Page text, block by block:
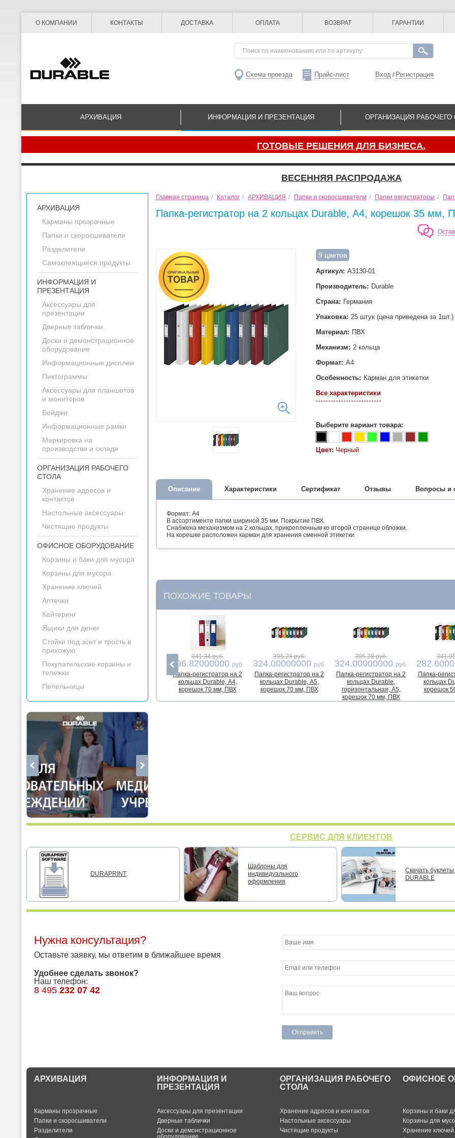
О КОМПАНИИ КОНТАКТЫ ДОСТАВКА ОПЛАТА ВОЗВРАТ ГАРАНТИИ
Схема проезда Прайс-лист Вход / Регистрация
АРХИВАЦИЯ ИНФОРМАЦИЯ И ПРЕЗЕНТАЦИЯ ОРГАНИЗАЦИЯ РАБОЧЕГО
ГОТОВЫЕ РЕШЕНИЯ ДЛЯ БИЗНЕСА.
ВЕСЕННЯЯ РАСПРОДАЖА
АРХИВАЦИЯ
Карманы прозрачные
Папки и скоросшиватели
Разделители
Самоклеящиеся продукты
ИНФОРМАЦИЯ И
ПРЕЗЕНТАЦИЯ
Аксессуары для
презентации
Дверные таблички
Доски и демонстрационное
оборудование
Информационные дисплеи
Пиктограммы
Аксессуары для планшетов
и мониторов
Бейджи
Информационные рамки
Маркировка на
производстве и складе
ОРГАНИЗАЦИЯ РАБОЧЕГО
СТОЛА
Хранение адресов и
контактов
Настольные аксессуары
Чистящие продукты
ОФИСНОЕ ОБОРУДОВАНИЕ
Корзины и баки для мусора
Корзины для мусора
Хранение ключей
Аптечки
Кейтеринг
Ящики для денег
Стойки под зонт и трость в
прихожую
Покупательские корзины и
тележки
Пепельницы
Главная страница / Каталог / АРХИВАЦИЯ / Папки и скоросшиватели / Папки регистраторы /
Папка-регистратор на 2 кольцах Durable, А4, корешок 35 мм,
9 цветов
Артикул: A3130-01
Производитель: Durable
Страна: Германия
Упаковка: 25 штук (цена приведена за 1шт.)
Материал: ПВХ
Механизм: 2 кольца
Формат: А4
Особенность: Карман для этикетки
Все характеристики
Выберите вариант товара:
Цвет: Черный
Описание Характеристики Сертификат Отзывы Вопросы и
Формат: А4
В ассортименте папки шириной 35 мм. Покрытие ПВХ.
Снабжена механизмом на 2 кольцах, прикрепленным ко второй странице обложки.
На корешке расположен карман для хранения сменной этикетки
ПОХОЖИЕ ТОВАРЫ
341.34 руб.
296.82000000 руб.
Папка-регистратор на 2
кольцах Durable, А4,
корешок 70 мм, ПВХ
395.28 руб.
324.00000000 руб.
Папка-регистратор на 2
кольцах Durable, А5,
корешок 70 мм, ПВХ
395.28 руб.
324.00000000 руб.
Папка-регистратор на 2
кольцах Durable,
горизонтальная, А5,
корешок 70 мм, ПВХ
Папка-
кольцах
корешок
СЕРВИС ДЛЯ КЛИЕНТОВ
DURAPRINT
Шаблоны для
индивидуального
оформления
Скачать буклеты
DURABLE
Нужна консультация?
Оставьте заявку, мы ответим в ближайшее время
Удобнее сделать звонок?
Наш телефон:
8 495 232 07 42
АРХИВАЦИЯ
Карманы прозрачные
Папки и скоросшиватели
Разделители
ИНФОРМАЦИЯ И
ПРЕЗЕНТАЦИЯ
Аксессуары для презентации
Дверные таблички
Доски и демонстрационное
оборудование
ОРГАНИЗАЦИЯ РАБОЧЕГО
СТОЛА
Хранение адресов и контактов
Настольные аксессуары
Чистящие продукты
ОФИСНОЕ
Корзины и баки
Корзины для
Хранение ключей